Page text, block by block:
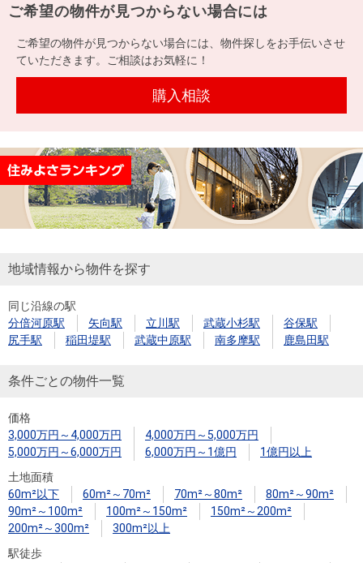
ンを
探す
一戸
建て
す
用
物
件
を
す
件を
探す
購入向け
サービス
住宅ロー
ンシミュ
住まい1プ
ラス（お
暮らしの
税金の本
（電子ブ
ック）
ド
定
談
売却
金額
試算
売却向け
周辺相場
住まい1プ
住まいと
暮らしの
税金の本
売却ガイ
ド
経営ビジ
ョン
組織図
役員一
沿革
本社地
図
（電子ブ
ック版）
提携企業にお勤めの方
閉じる
ご希望の物件が見つからない場合には
ご希望の物件が見つからない場合には、物件探しをお手伝いさせ
ていただきます。ご相談はお気軽に！
購入相談
地域情報から物件を探す
同じ沿線の駅
分倍河原駅
矢向駅 立川駅 武蔵小杉駅
谷保駅
尻手駅
稲田堤駅 武蔵中原駅 南多摩駅 鹿島田駅
条件ごとの物件一覧
価格
3,000万円～4,000万円
4,000万円～5,000万円
5,000万円～6,000万円
6,000万円～1億円
1億円以上
土地面積
60m²以下
60m²～70m² 70m²～80m²
80m²～90m²
90m²～100m²
100m²～150m²
150m²～200m²
200m²～300m²
300m²以上
駅徒歩